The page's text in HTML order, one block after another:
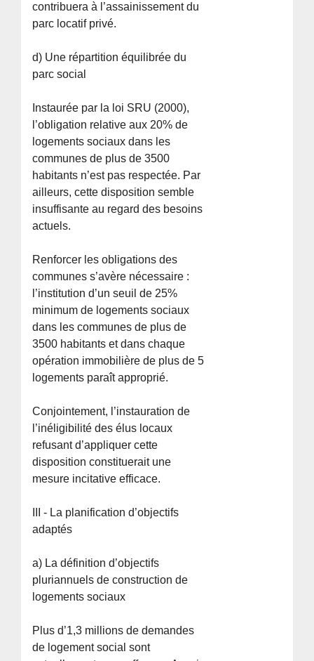
contribuera à l’assainissement du
parc locatif privé.
d) Une répartition équilibrée du
parc social
Instaurée par la loi SRU (2000),
l’obligation relative aux 20% de
logements sociaux dans les
communes de plus de 3500
habitants n’est pas respectée. Par
ailleurs, cette disposition semble
insuffisante au regard des besoins
actuels.
Renforcer les obligations des
communes s’avère nécessaire :
l’institution d’un seuil de 25%
minimum de logements sociaux
dans les communes de plus de
3500 habitants et dans chaque
opération immobilière de plus de 5
logements paraît approprié.
Conjointement, l’instauration de
l’inéligibilité des élus locaux
refusant d’appliquer cette
disposition constituerait une
mesure incitative efficace.
III - La planification d’objectifs
adaptés
a) La définition d’objectifs
pluriannuels de construction de
logements sociaux
Plus d’1,3 millions de demandes
de logement social sont